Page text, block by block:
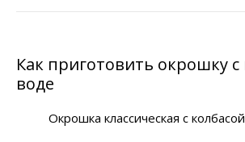
Как приготовить окрошку с
воде
Окрошка классическая с